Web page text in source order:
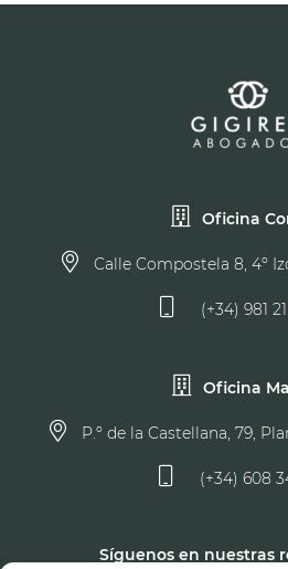
Oficina
Calle Compostela 8, 4º
(+34) 981
Oficina
P.º de la Castellana, 79,
(+34) 608
Síguenos en nuestras